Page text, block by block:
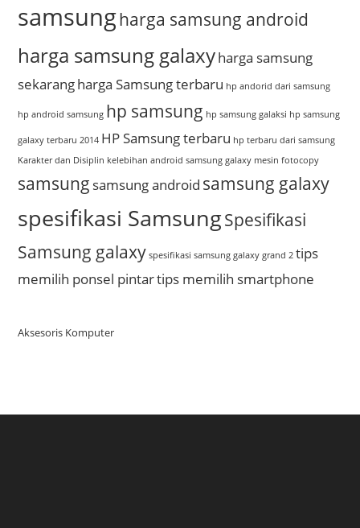
samsungharga samsung android
harga samsung galaxyharga samsung
sekarangharga Samsung terbaru hp andorid dari samsung
hp android samsung hp samsung hp samsung galaksi hp samsung
galaxy terbaru 2014 HP Samsung terbaru hp terbaru dari samsung
Karakter dan Disiplin kelebihan android samsung galaxy mesin fotocopy
samsung samsung android samsung galaxy
spesifikasi SamsungSpesifikasi
Samsung galaxy spesifikasi samsung galaxy grand 2 tips
memilih ponsel pintartips memilih smartphone
Aksesoris Komputer